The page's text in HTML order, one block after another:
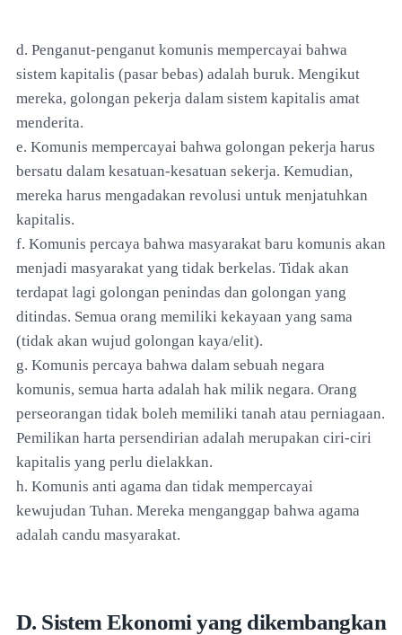
d. Penganut-penganut komunis mempercayai bahwa
sistem kapitalis (pasar bebas) adalah buruk. Mengikut
mereka, golongan pekerja dalam sistem kapitalis amat
menderita.
e. Komunis mempercayai bahwa golongan pekerja harus
bersatu dalam kesatuan-kesatuan sekerja. Kemudian,
mereka harus mengadakan revolusi untuk menjatuhkan
kapitalis.
f. Komunis percaya bahwa masyarakat baru komunis akan
menjadi masyarakat yang tidak berkelas. Tidak akan
terdapat lagi golongan penindas dan golongan yang
ditindas. Semua orang memiliki kekayaan yang sama
(tidak akan wujud golongan kaya/elit).
g. Komunis percaya bahwa dalam sebuah negara
komunis, semua harta adalah hak milik negara. Orang
perseorangan tidak boleh memiliki tanah atau perniagaan.
Pemilikan harta persendirian adalah merupakan ciri-ciri
kapitalis yang perlu dielakkan.
h. Komunis anti agama dan tidak mempercayai
kewujudan Tuhan. Mereka menganggap bahwa agama
adalah candu masyarakat.
D. Sistem Ekonomi yang dikembangkan